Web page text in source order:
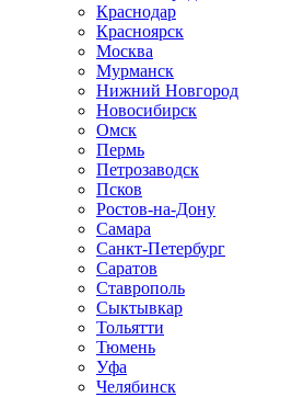
Краснодар
Красноярск
Москва
Мурманск
Нижний Новгород
Новосибирск
Омск
Пермь
Петрозаводск
Псков
Ростов-на-Дону
Самара
Санкт-Петербург
Саратов
Ставрополь
Сыктывкар
Тольятти
Тюмень
Уфа
Челябинск